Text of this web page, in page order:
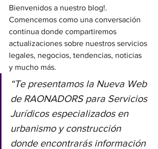
Bienvenidos a nuestro blog!.
Comencemos como una conversación
continua donde compartiremos
actualizaciones sobre nuestros servicios
legales, negocios, tendencias, noticias
y mucho más.
“Te presentamos la Nueva Web
de RAONADORS para Servicios
Jurídicos especializados en
urbanismo y construcción
donde encontrarás información